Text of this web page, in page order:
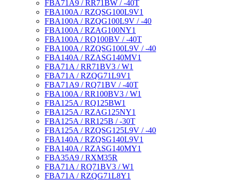
FBA71A9 / RR71BW / -40T
FBA100A / RZQSG100L9V1
FBA100A / RZQG100L9V / -40
FBA100A / RZAG100NY1
FBA100A / RQ100BV / -40T
FBA100A / RZQSG100L9V / -40
FBA140A / RZASG140MV1
FBA71A / RR71BV3 / W1
FBA71A / RZQG71L9V1
FBA71A9 / RQ71BV / -40T
FBA100A / RR100BV3 / W1
FBA125A / RQ125BW1
FBA125A / RZAG125NY1
FBA125A / RR125B / -30T
FBA125A / RZQSG125L9V / -40
FBA140A / RZQSG140L9V1
FBA140A / RZASG140MY1
FBA35A9 / RXM35R
FBA71A / RQ71BV3 / W1
FBA71A / RZQG71L8Y1